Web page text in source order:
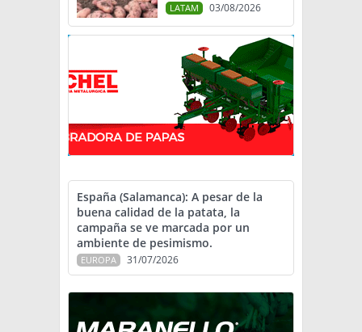
LATAM 03/08/2026
España (Salamanca): A pesar de la
buena calidad de la patata, la
campaña se ve marcada por un
ambiente de pesimismo.
EUROPA 31/07/2026